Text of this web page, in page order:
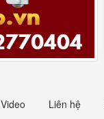
Video Liên hệ